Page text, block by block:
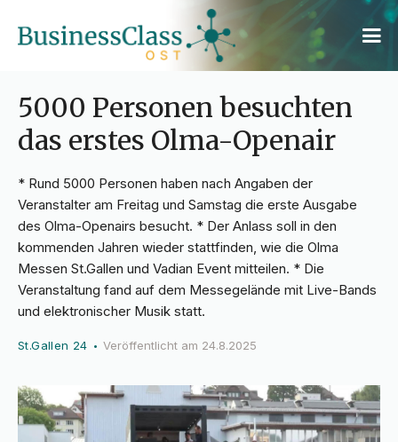
5000 Personen besuchten
das erstes Olma-Openair
* Rund 5000 Personen haben nach Angaben der
Veranstalter am Freitag und Samstag die erste Ausgabe
des Olma-Openairs besucht. * Der Anlass soll in den
kommenden Jahren wieder stattfinden, wie die Olma
Messen St.Gallen und Vadian Event mitteilen. * Die
Veranstaltung fand auf dem Messegelände mit Live-Bands
und elektronischer Musik statt.
St.Gallen 24 • Veröffentlicht am 24.8.2025